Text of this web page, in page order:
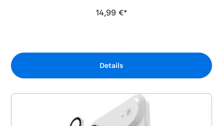
14,99 €*
Details